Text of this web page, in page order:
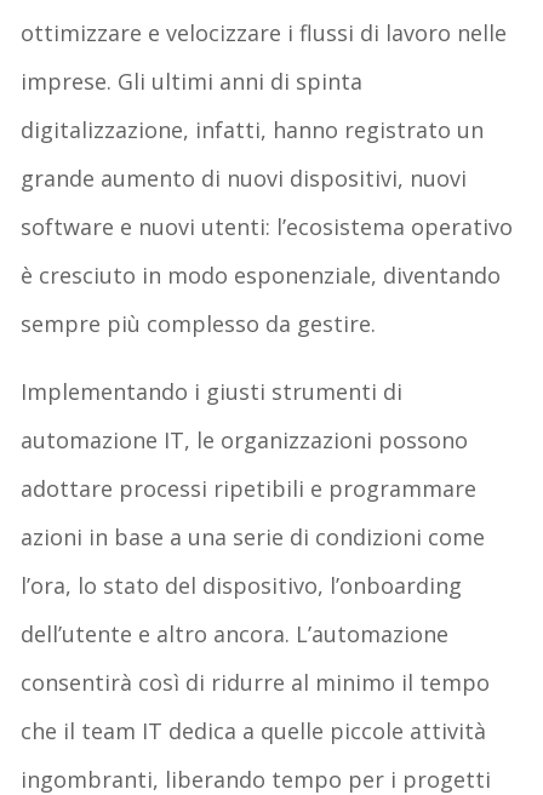
ottimizzare e velocizzare i flussi di lavoro nelle
imprese. Gli ultimi anni di spinta
digitalizzazione, infatti, hanno registrato un
grande aumento di nuovi dispositivi, nuovi
software e nuovi utenti: l’ecosistema operativo
è cresciuto in modo esponenziale, diventando
sempre più complesso da gestire.
Implementando i giusti strumenti di
automazione IT, le organizzazioni possono
adottare processi ripetibili e programmare
azioni in base a una serie di condizioni come
l’ora, lo stato del dispositivo, l’onboarding
dell’utente e altro ancora. L’automazione
consentirà così di ridurre al minimo il tempo
che il team IT dedica a quelle piccole attività
ingombranti, liberando tempo per i progetti